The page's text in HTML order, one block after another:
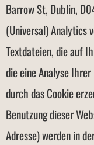
Barrow St, Dublin,
(Universal) Analytics
Textdateien, die auf
die eine Analyse
durch das Cookie
Benutzung dieser
Adresse) werden in